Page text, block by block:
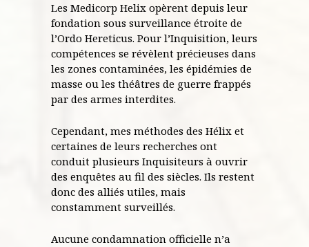
Les Medicorp Helix opèrent depuis leur
fondation sous surveillance étroite de
l’Ordo Hereticus. Pour l’Inquisition, leurs
compétences se révèlent précieuses dans
les zones contaminées, les épidémies de
masse ou les théâtres de guerre frappés
par des armes interdites.
Cependant, mes méthodes des Hélix et
certaines de leurs recherches ont
conduit plusieurs Inquisiteurs à ouvrir
des enquêtes au fil des siècles. Ils restent
donc des alliés utiles, mais
constamment surveillés.
Aucune condamnation officielle n’a